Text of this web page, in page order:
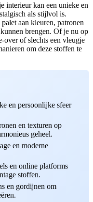
interieur kan een unieke en
als stijlvol is.
aan kleuren, patronen
brengen. Of je nu op
over of slechts een vleugje
om deze stoffen te
en persoonlijke sfeer
en texturen op
geheel.
en moderne
en online platforms
stoffen.
en gordijnen om